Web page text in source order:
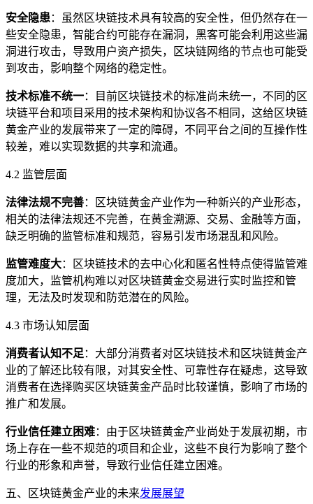
安全隐患 ：虽然区块链技术具有较高的安全性，但仍然存在一
些安全隐患，智能合约可能存在漏洞，黑客可能会利用这些漏
洞进行攻击，导致用户资产损失，区块链网络的节点也可能受
到攻击，影响整个网络的稳定性。
技术标准不统一：目前区块链技术的标准尚未统一，不同的区
块链平台和项目采用的技术架构和协议各不相同，这给区块链
黄金产业的发展带来了一定的障碍，不同平台之间的互操作性
较差，难以实现数据的共享和流通。
4.2 监管层面
法律法规不完善：区块链黄金产业作为一种新兴的产业形态，
相关的法律法规还不完善，在黄金溯源、交易、金融等方面，
缺乏明确的监管标准和规范，容易引发市场混乱和风险。
监管难度大：区块链技术的去中心化和匿名性特点使得监管难
度加大，监管机构难以对区块链黄金交易进行实时监控和管
理，无法及时发现和防范潜在的风险。
4.3 市场认知层面
消费者认知不足 ：大部分消费者对区块链技术和区块链黄金产
业的了解还比较有限，对其安全性、可靠性存在疑虑，这导致
消费者在选择购买区块链黄金产品时比较谨慎，影响了市场的
推广和发展。
行业信任建立困难：由于区块链黄金产业尚处于发展初期，市
场上存在一些不规范的项目和企业，这些不良行为影响了整个
行业的形象和声誉，导致行业信任建立困难。
五、区块链黄金产业的未来发展展望